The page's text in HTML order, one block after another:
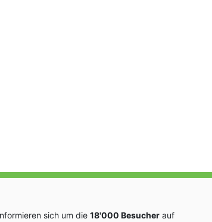
sich um die 18'000 Besucher auf